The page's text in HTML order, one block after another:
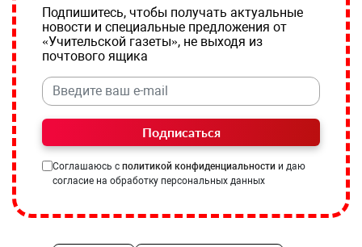
Подпишитесь, чтобы получать актуальные
новости и специальные предложения от
«Учительской газеты», не выходя из
почтового ящика
Подписаться
Соглашаюсь с политикой конфиденциальности и даю
согласие на обработку персональных данных